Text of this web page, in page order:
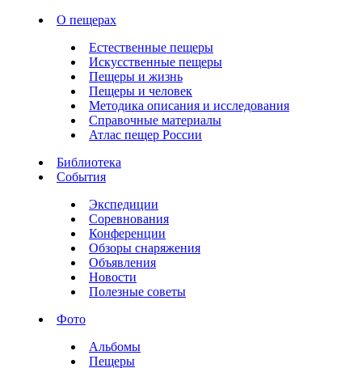
О пещерах
Естественные пещеры
Искусственные пещеры
Пещеры и жизнь
Пещеры и человек
Методика описания и исследования
Справочные материалы
Атлас пещер России
Библиотека
События
Экспедиции
Соревнования
Конференции
Обзоры снаряжения
Объявления
Новости
Полезные советы
Фото
Альбомы
Пещеры